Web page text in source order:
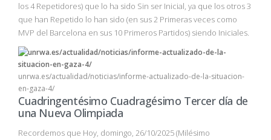
los 4 Repetidores) que lo ha sido Sin ser Inicial, ya que los otros 3
que han Repetido lo han sido (en sus 2 Primeras veces como
MVP del Barcelona en sus 10 Primeros Partidos) siendo Iniciales.
unrwa.es/actualidad/noticias/informe-actualizado-de-la-situacion-
en-gaza-4/
Cuadringentésimo Cuadragésimo Tercer día de
una Nueva Olimpiada
Recordemos que Hoy, domingo, 26/10/2025 (Milésimo